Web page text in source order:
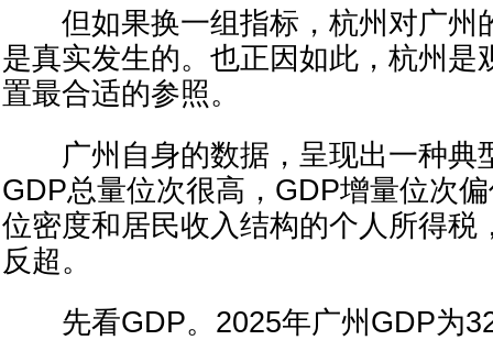
但如果换一组指标，杭州对广州
是真实发生的。也正因如此，杭州是
置最合适的参照。
广州自身的数据，呈现出一种典
GDP总量位次很高，GDP增量位次
位密度和居民收入结构的个人所得税
反超。
先看GDP。2025年广州GDP为